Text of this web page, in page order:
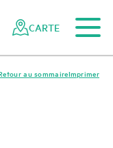
CARTE
Imprimer
au sommaire